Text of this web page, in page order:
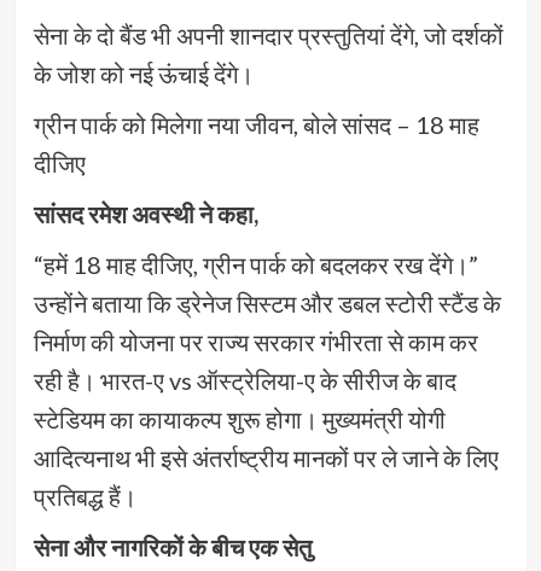
सेना के दो बैंड भी अपनी शानदार प्रस्तुतियां देंगे, जो दर्शकों
के जोश को नई ऊंचाई देंगे।
ग्रीन पार्क को मिलेगा नया जीवन, बोले सांसद – 18 माह
दीजिए
सांसद रमेश अवस्थी ने कहा,
“हमें 18 माह दीजिए, ग्रीन पार्क को बदलकर रख देंगे।”
उन्होंने बताया कि ड्रेनेज सिस्टम और डबल स्टोरी स्टैंड के
निर्माण की योजना पर राज्य सरकार गंभीरता से काम कर
रही है। भारत-ए vs ऑस्ट्रेलिया-ए के सीरीज के बाद
स्टेडियम का कायाकल्प शुरू होगा। मुख्यमंत्री योगी
आदित्यनाथ भी इसे अंतर्राष्ट्रीय मानकों पर ले जाने के लिए
प्रतिबद्ध हैं।
सेना और नागरिकों के बीच एक सेतु